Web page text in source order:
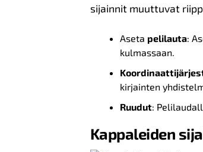
sijainnit muuttuvat
Aseta pelilauta:
kulmassaan.
kirjainten
Ruudut:
Kappaleiden